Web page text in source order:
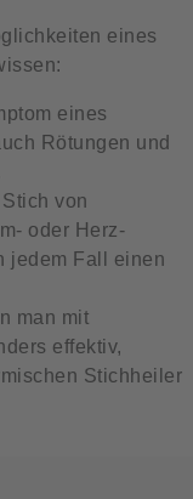
eines
eines
Rötungen und
von
oder Herz-
jedem Fall einen
man mit
effektiv,
Stichheiler